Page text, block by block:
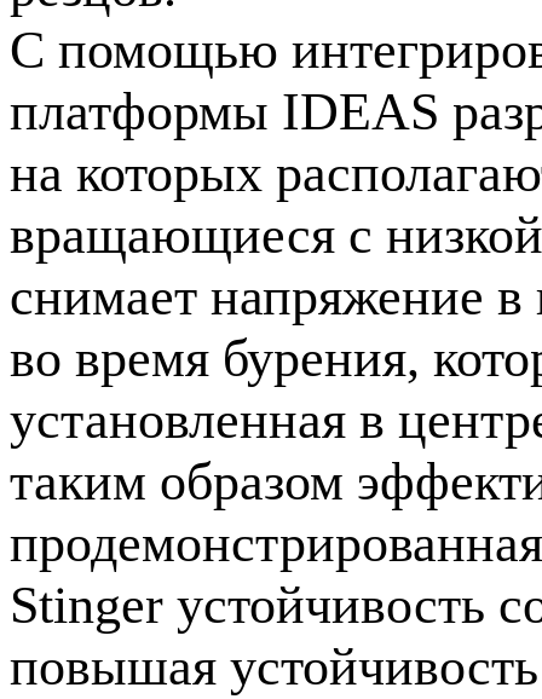
С помощью
платформы IDEAS
на которых
вращающиеся с
снимает напряжение в
во время бурения,
установленная в
таким образом
Stinger устойчивость
повышая